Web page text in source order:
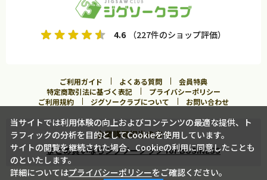
4.6 （227件のショップ評価）
ご利用ガイド よくある質問
会員特典
特定商取引法に基づく表記
プライバシーポリシー
ご利用規約
ジグソークラブについて お問い合わせ
企業購買担当の方へ
まとめ買いならジグソークラブ for BUSINESS
当サイトでは利用体験の向上およびコンテンツの最適な提供、ト
ラフィックの分析を目的としてCookieを使用しています。
サイトの閲覧を継続された場合、Cookieの利用に同意したことも
のといたします。
詳細についてはプライバシーポリシーをご確認ください。